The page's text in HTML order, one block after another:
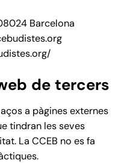
Barcelona
de tercers
a pàgines externes
tindran les seves
La CCEB no es fa